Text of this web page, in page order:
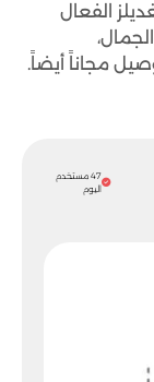
الفعال
مجاناً أيضاً.
47 مستخدم
اليوم